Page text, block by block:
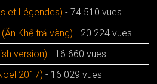
et Légendes) - 74 510 vues
Khế trả vàng) - 20 224 vues
version) - 16 660 vues
2017) - 16 029 vues